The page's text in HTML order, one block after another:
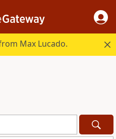
Max Lucado.